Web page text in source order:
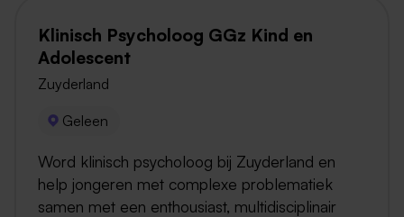
Klinisch Psycholoog GGz Kind en
Adolescent
Zuyderland
Geleen
Word klinisch psycholoog bij Zuyderland en
help jongeren met complexe problematiek
samen met een enthousiast, multidisciplinair